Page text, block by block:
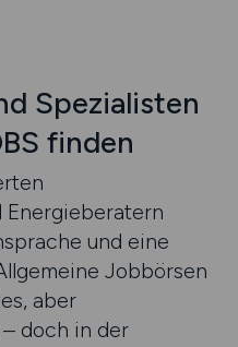
Spezialisten
finden
Energieberatern
und eine
Jobbörsen
aber
doch in der